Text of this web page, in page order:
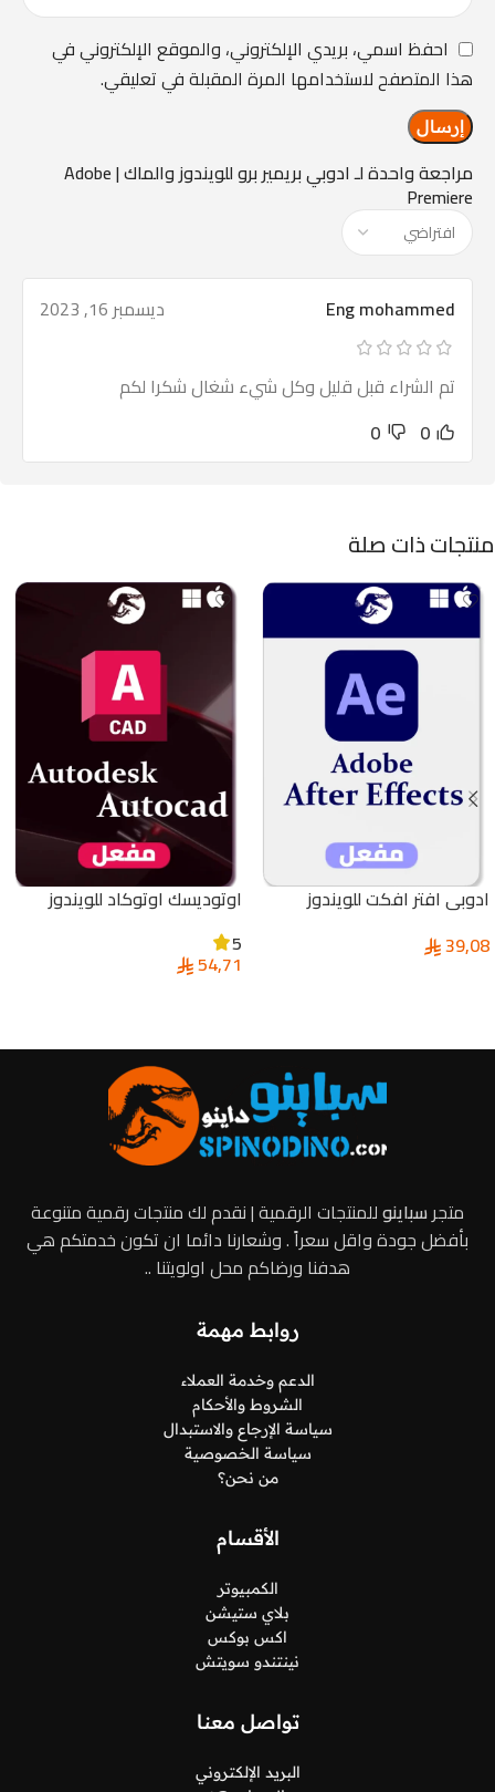
مراجعة واحدة لـ ادوبي بريمير برو للويندوز والماك | Adobe
Premiere
Eng mohammed ديسمبر 16, 2023
تم الشراء قبل قليل وكل شيء شغال شكرا لكم
0
0
احفظ اسمي، بريدي الإلكتروني، والموقع الإلكتروني في
هذا المتصفح لاستخدامها المرة المقبلة في تعليقي.
منتجات ذات صلة
ادوبي افتر افكت للويندوز
39,08
اوتوديسك اوتوكاد للويندوز
5
54,71
متجرسباينوللمنتجات الرقمية | نقدم لك منتجات رقمية متنوعة
بأفضل جودة واقل سعراً . وشعارنا دائما ان تكون خدمتكم هي
هدفنا ورضاكم محل اولويتنا ..
روابط مهمة
الدعم وخدمة العملاء
الشروط والأحكام
سياسة الإرجاع والاستبدال
سياسة الخصوصية
من نحن؟
الأقسام
الكمبيوتر
بلاي ستيشن
اكس بوكس
نينتندو سويتش
تواصل معنا
البريد الإلكتروني